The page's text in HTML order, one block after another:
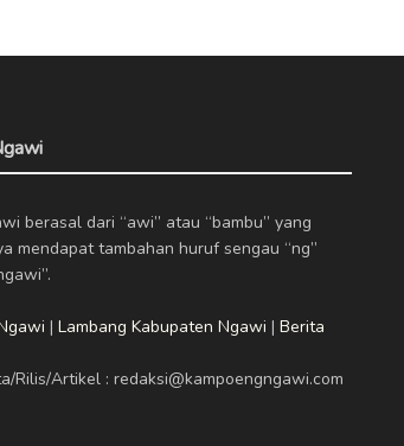
berasal dari “awi” atau “bambu” yang
mendapat tambahan huruf sengau “ng”
| Lambang Kabupaten Ngawi | Berita
Rilis/Artikel : redaksi@kampoengngawi.com